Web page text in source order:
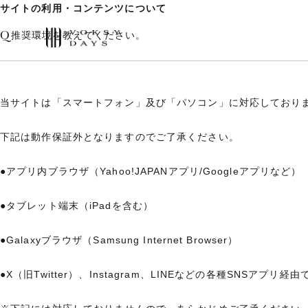
サイトの利用・コンテンツについて
Q推奨環境を教えてください。
当サイトは「スマートフォン」及び「パソコン」に対応しており
下記は動作保証外となりますのでご了承ください。
●アプリ内ブラウザ（Yahoo!JAPANアプリ/Googleアプリなど）
●タブレット端末（iPadを含む）
●Galaxyブラウザ（Samsung Internet Browser）
●X（旧Twitter）、Instagram、LINEなどの各種SNSアプリ経由